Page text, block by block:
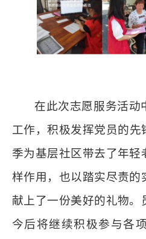
在此次志愿服务活动
工作，积极发挥党员的先
季为基层社区带去了年轻
样作用，也以踏实尽责的
献上了一份美好的礼物。
今后将继续积极参与各